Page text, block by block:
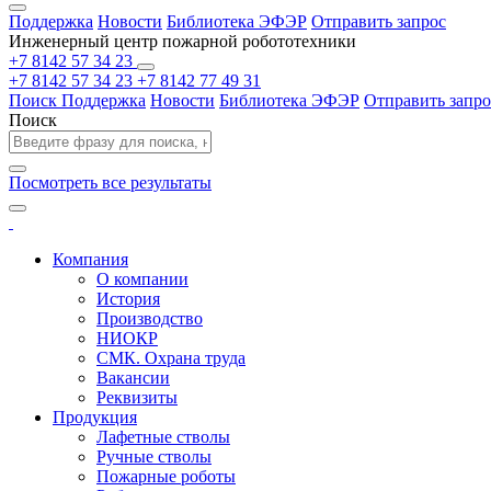
Поддержка Новости Библиотека ЭФЭР Отправить запрос
Инженерный центр пожарной робототехники
+7 8142 57 34 23
+7 8142 57 34 23 +7 8142 77 49 31
Поиск Поддержка Новости Библиотека ЭФЭР Отправить
Поиск
Посмотреть все результаты
Компания
О компании
История
Производство
НИОКР
СМК. Охрана труда
Вакансии
Реквизиты
Продукция
Лафетные стволы
Ручные стволы
Пожарные роботы